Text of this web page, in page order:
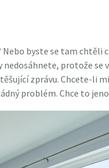
byste se tam chtěli
protože se
zprávu. Chcete-li
problém. Chce to